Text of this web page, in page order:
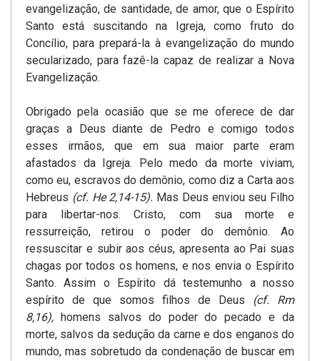
evangelização, de santidade, de amor, que o Espírito
Santo está suscitando na Igreja, como fruto do
Concílio, para prepará-la à evangelização do mundo
secularizado, para fazê-la capaz de realizar a Nova
Evangelização.
Obrigado pela ocasião que se me oferece de dar
graças a Deus diante de Pedro e comigo todos
esses irmãos, que em sua maior parte eram
afastados da Igreja. Pelo medo da morte viviam,
como eu, escravos do demônio, como diz a Carta aos
Hebreus (cf. He 2,14-15). Mas Deus enviou seu Filho
para libertar-nos. Cristo, com sua morte e
ressurreição, retirou o poder do demônio. Ao
ressuscitar e subir aos céus, apresenta ao Pai suas
chagas por todos os homens, e nos envia o Espírito
Santo. Assim o Espírito dá testemunho a nosso
espírito de que somos filhos de Deus (cf. Rm
8,16), homens salvos do poder do pecado e da
morte, salvos da sedução da carne e dos enganos do
mundo, mas sobretudo da condenação de buscar em